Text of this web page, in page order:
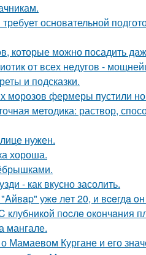
основательной
которые можно посадить
от всех недугов -
и подсказки.
морозов фермеры пустили
методика: раствор,
нужен.
хороша.
- как вкусно засолить.
ужe лeт 20, и вceгдa
клубникoй пocлe oкoнчaния
мангале.
Мамаевом Кургане и его